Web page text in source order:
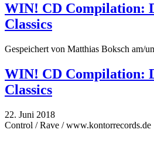
WIN! CD Compilation:
Classics
Gespeichert von Matthias Boksch am/
WIN! CD Compilation:
Classics
22. Juni 2018
Control / Rave / www.kontorrecords.de